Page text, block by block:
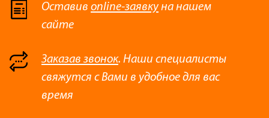
Оставив online-заявкуна нашем
сайте
Заказав звонок. Наши специалисты
свяжутся с Вами в удобное для вас
время